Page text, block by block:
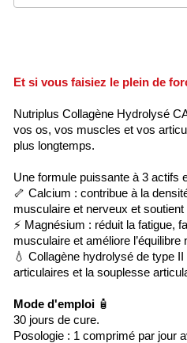
Et si vous faisiez le plein de
Nutriplus Collagène Hydrolysé
vos os, vos muscles et vos
plus longtemps.
Une formule puissante à 3 actifs
🦴 Calcium : contribue à la
musculaire et nerveux et
⚡ Magnésium : réduit la fatigue,
musculaire et améliore l’équilibre
💧 Collagène hydrolysé de type
articulaires et la souplesse
Mode d'emploi🧴
30 jours de cure.
Posologie : 1 comprimé par jour